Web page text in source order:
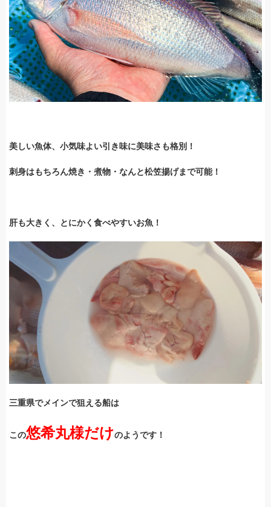
美しい魚体、小気味よい引き味に美味さも格別！
刺身はもちろん焼き・煮物・なんと松笠揚げまで可能！
肝も大きく、とにかく食べやすいお魚！
三重県でメインで狙える船は
この悠希丸様だけのようです！